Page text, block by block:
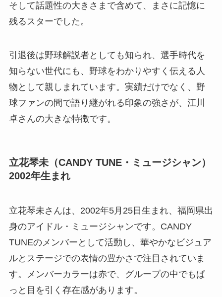
そして話題性の大きさまで含めて、まさに記憶に
残るスターでした。
引退後は野球解説者としても知られ、選手時代を
知らない世代にも、野球をわかりやすく伝える人
物として親しまれています。実績だけでなく、野
球ファンの間で語り継がれる印象の強さが、江川
卓さんの大きな特徴です。
立花琴未（CANDY TUNE・ミュージシャン）
2002年生まれ
立花琴未さんは、2002年5月25日生まれ、福岡県出
身のアイドル・ミュージシャンです。CANDY
TUNEのメンバーとして活動し、華やかなビジュア
ルとステージでの表情の豊かさで注目されていま
す。メンバーカラーは赤で、グループの中でもぱ
っと目を引く存在感があります。